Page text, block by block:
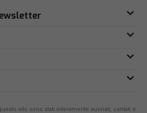
sito sono stati interamente suonati, cantati e